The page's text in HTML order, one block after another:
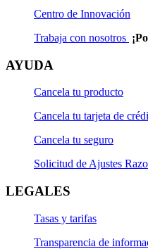
Centro de Innovación
Trabaja con nosotros
AYUDA
Cancela tu producto
Cancela tu tarjeta de
Cancela tu seguro
Solicitud de Ajustes
LEGALES
Tasas y tarifas
Transparencia de